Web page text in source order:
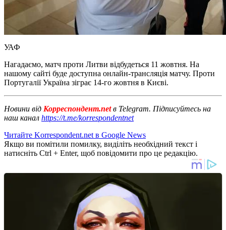
УАФ
Нагадаємо, матч проти Литви відбудеться 11 жовтня. На
нашому сайті буде доступна онлайн-трансляція матчу. Проти
Португалії Україна зіграє 14-го жовтня в Києві.
Новини від Корреспондент.netв Telegram. Підписуйтесь на
наш канал https://t.me/korrespondentnet
Читайте Korrespondent.net в Google News
Якщо ви помітили помилку, виділіть необхідний текст і
натисніть Ctrl + Enter, щоб повідомити про це редакцію.